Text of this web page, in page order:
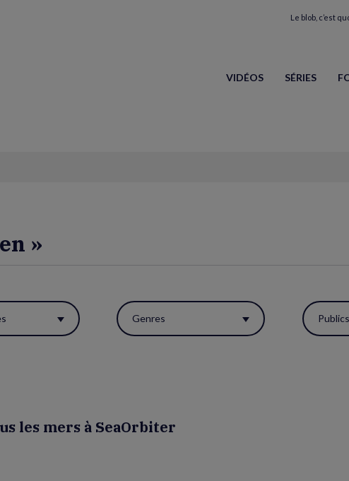
Le blob, c’est
VIDÉOS SÉRIES
»
Genres Publics
les mers à SeaOrbiter